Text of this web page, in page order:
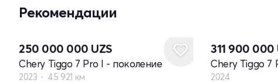
Рекомендации
250 000 000 UZS
Chery Tiggo 7 Pro I - поколение
2023 45 921 км
311 900 000
Chery Tiggo 7
2024